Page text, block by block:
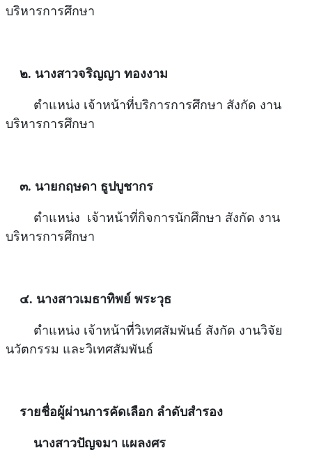
บริหารการศึกษา
๒. นางสาวจริญญา ทองงาม
ตำแหน่ง เจ้าหน้าที่บริการการศึกษา สังกัด งาน
บริหารการศึกษา
๓. นายกฤษดา ธูปบูชากร
ตำแหน่ง เจ้าหน้าที่กิจการนักศึกษา สังกัด งาน
บริหารการศึกษา
๔. นางสาวเมธาทิพย์ พระวุธ
ตำแหน่ง เจ้าหน้าที่วิเทศสัมพันธ์ สังกัด งานวิจัย
นวัตกรรม และวิเทศสัมพันธ์
รายชื่อผู้ผ่านการคัดเลือก ลำดับสำรอง
นางสาวปัญจมา แผลงศร